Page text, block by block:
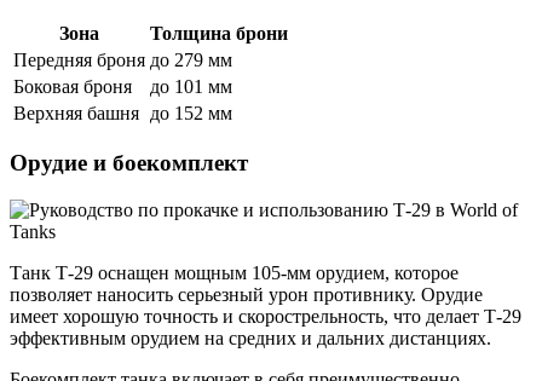
Зона
Толщина брони
Передняя броня до 279 мм
Боковая броня
до 101 мм
Верхняя башня до 152 мм
Орудие и боекомплект
Танк Т-29 оснащен мощным 105-мм орудием, которое
позволяет наносить серьезный урон противнику. Орудие
имеет хорошую точность и скорострельность, что делает Т-29
эффективным орудием на средних и дальних дистанциях.